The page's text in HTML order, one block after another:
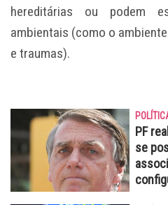
hereditárias ou podem
ambientais (como o
e traumas).
PF
se